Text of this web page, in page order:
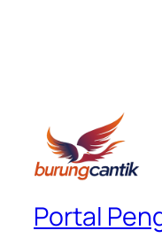
Portal